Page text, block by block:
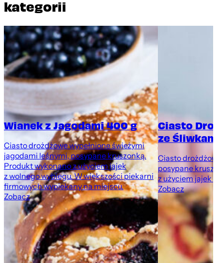
kategorii
Wianek z Jagodami 400 g
Ciasto drożdżowe wypełnione świeżymi
jagodami leśnymi, posypane kruszonką.
Produkt wykonano z użyciem jajek
z wolnego wybiegu. W większości piekarni
firmowych wypiekany na miejscu.
Zobacz
Ciasto
ze
Ciasto
posypane
z użyciem jajek
Zobacz